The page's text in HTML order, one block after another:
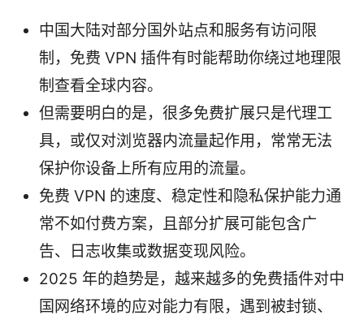
中国大陆对部分国外站点和服务有访问限
制，免费 VPN 插件有时能帮助你绕过地理限
制查看全球内容。
但需要明白的是，很多免费扩展只是代理工
具，或仅对浏览器内流量起作用，常常无法
保护你设备上所有应用的流量。
免费 VPN 的速度、稳定性和隐私保护能力通
常不如付费方案，且部分扩展可能包含广
告、日志收集或数据变现风险。
2025 年的趋势是，越来越多的免费插件对中
国网络环境的应对能力有限，遇到被封锁、